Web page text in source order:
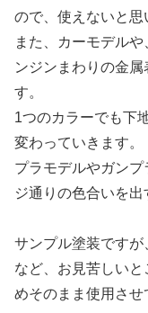
ので、使えないと思
また、カーモデル
ンジンまわりの金
す。
1つのカラーでも下
変わっていきます。
プラモデルやガン
ジ通りの色合いを出
サンプル塗装です
など、お見苦しい
めそのまま使用させ